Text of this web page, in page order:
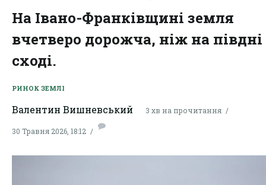
На Івано-Франківщині земля
вчетверо дорожча, ніж на півдні
сході.
РИНОК ЗЕМЛІ
Валентин Вишневський 3 хв на прочитання
30 Травня 2026, 18:12